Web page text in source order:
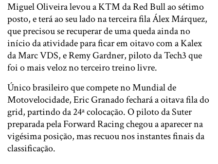
Miguel Oliveira levou a KTM da Red Bull ao sétimo
posto, e terá ao seu lado na terceira fila Álex Márquez,
que precisou se recuperar de uma queda ainda no
início da atividade para ficar em oitavo com a Kalex
da Marc VDS, e Remy Gardner, piloto da Tech3 que
foi o mais veloz no terceiro treino livre.
Único brasileiro que compete no Mundial de
Motovelocidade, Eric Granado fechará a oitava fila do
grid, partindo da 24ª colocação. O piloto da Suter
preparada pela Forward Racing chegou a aparecer na
vigésima posição, mas recuou nos instantes finais da
classificação.